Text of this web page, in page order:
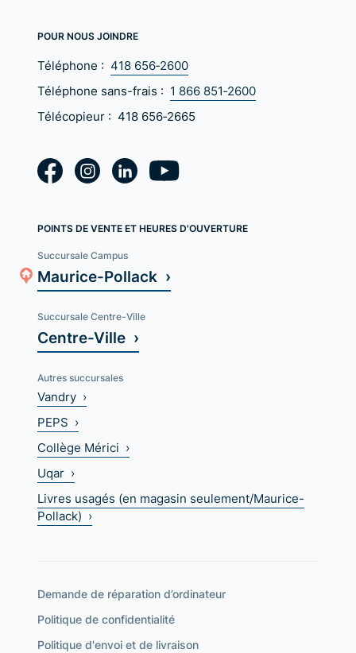
POUR NOUS JOINDRE
Téléphone : 418 656‑2600
Téléphone sans-frais : 1 866 851‑2600
Télécopieur : 418 656‑2665
POINTS DE VENTE ET HEURES D'OUVERTURE
Succursale Campus
Maurice-Pollack ›
Succursale Centre-Ville
Centre-Ville ›
Autres succursales
Vandry ›
PEPS ›
Collège Mérici ›
Uqar ›
Livres usagés (en magasin seulement/Maurice-
Pollack) ›
Demande de réparation d’ordinateur
Politique de confidentialité
Politique d'envoi et de livraison